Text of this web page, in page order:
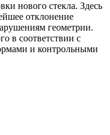
нового стекла. Здесь
отклонение
геометрии.
в соответствии с
и контрольными